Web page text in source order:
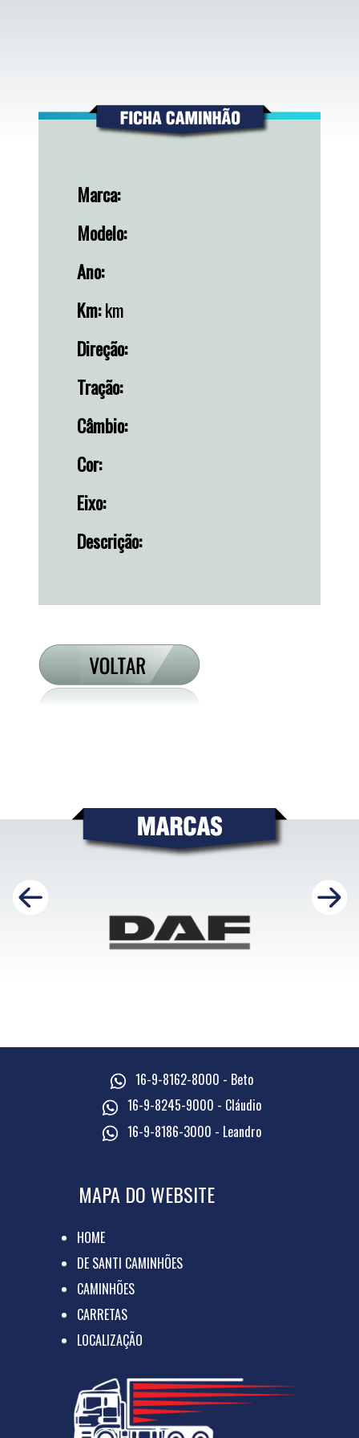
Marca:
Modelo:
Ano:
Km:km
Direção:
Tração:
Câmbio:
Cor:
Eixo:
Descrição:
16-9-8162-8000 - Beto
16-9-8245-9000 - Cláudio
16-9-8186-3000 - Leandro
MAPA DO WEBSITE
HOME
DE SANTI CAMINHÕES
CAMINHÕES
CARRETAS
LOCALIZAÇÃO